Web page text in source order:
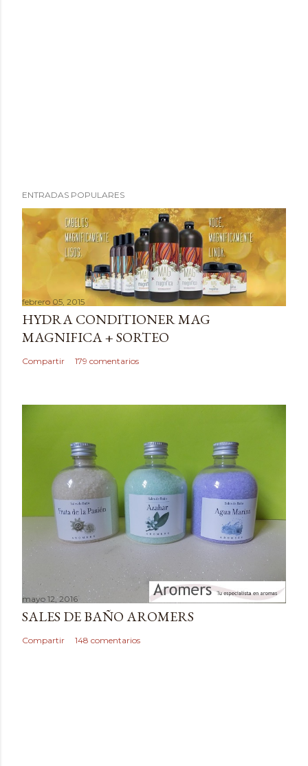
u
b
a
r
u
n
c
o
ENTRADAS POPULARES
febrero 05, 2015
HYDRA CONDITIONER MAG
MAGNIFICA + SORTEO
Compartir 179 comentarios
mayo 12, 2016
SALES DE BAÑO AROMERS
Compartir 148 comentarios